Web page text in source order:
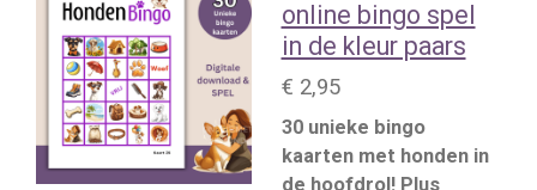
online bingo spel
in de kleur paars
€ 2,95
30 unieke bingo
kaarten met honden in
de hoofdrol! Plus